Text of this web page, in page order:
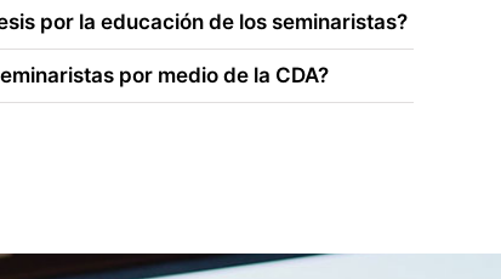
por la educación de los seminaristas?
por medio de la CDA?